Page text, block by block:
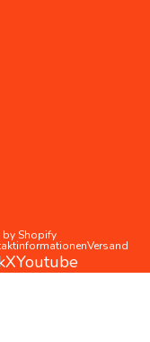
by Shopify
Versand
XYoutube